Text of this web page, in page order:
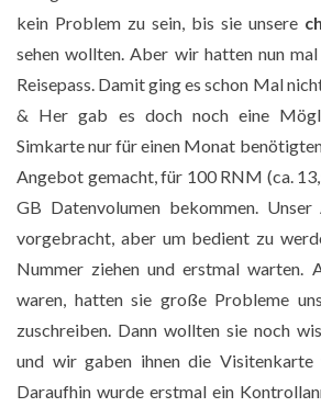
kein Problem zu sein, bis sie unsere
sehen wollten. Aber wir hatten nun
Reisepass. Damit ging es schon Mal
& Her gab es doch noch eine
Simkarte nur für einen Monat
Angebot gemacht, für 100 RNM (ca.
GB Datenvolumen bekommen.
vorgebracht, aber um bedient zu
Nummer ziehen und erstmal warten.
waren, hatten sie große Probleme
zuschreiben. Dann wollten sie noch
und wir gaben ihnen die Visitenkarte
Daraufhin wurde erstmal ein